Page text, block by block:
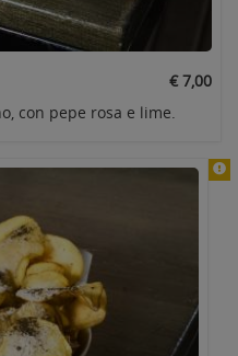
€ 7,00
con pepe rosa e lime.